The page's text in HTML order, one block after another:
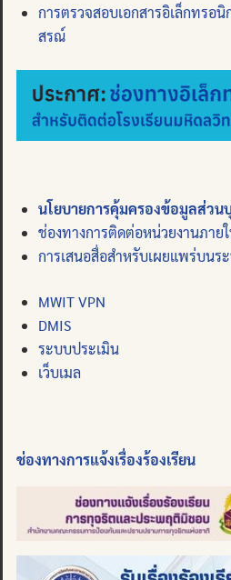
การตรวจสอบเอกสารอิเล็กทรอ
สรณ์
นโยบายการคุ้มครองข้อมูลส่วน
ช่องทางการติดต่อหน่วยงานภาย
การเสนอสื่อสำหรับเผยแพร่บนร
MWIT VPN
DMIS
ระบบประเมิน
เว็บเมล
ช่องทางการแจ้งเรื่องร้องเรียน